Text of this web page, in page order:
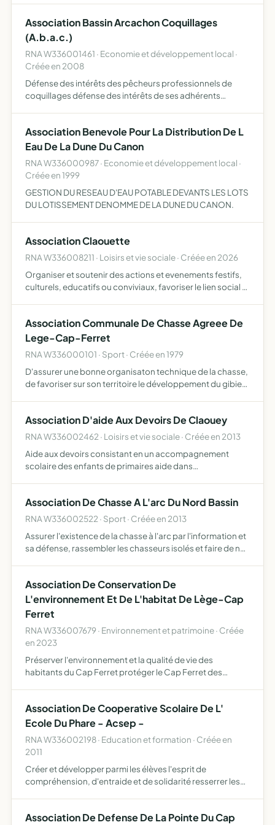
académiques, du rec…
Association Bassin Arcachon Coquillages
(A.b.a.c.)
RNA W336001461 · Economie et développement local ·
Créée en 2008
Défense des intérêts des pêcheurs professionnels de
coquillages défense des intérêts de ses adhérents
règlement interne…
Association Benevole Pour La Distribution De L
Eau De La Dune Du Canon
RNA W336000987 · Economie et développement local ·
Créée en 1999
GESTION DU RESEAU D'EAU POTABLE DEVANTS LES LOTS
DU LOTISSEMENT DENOMME DE LA DUNE DU CANON.
Association Claouette
RNA W336008211 · Loisirs et vie sociale · Créée en 2026
Organiser et soutenir des actions et evenements festifs,
culturels, educatifs ou conviviaux, favoriser le lien social et
Association Communale De Chasse Agreee De
Lege-Cap-Ferret
RNA W336000101 · Sport · Créée en 1979
D'assurer une bonne organisaton technique de la chasse,
de favoriser sur son territoire le développement du gibier
Association D'aide Aux Devoirs De Claouey
RNA W336002462 · Loisirs et vie sociale · Créée en 2013
Aide aux devoirs consistant en un accompagnement
scolaire des enfants de primaires aide dans
réalisation des devoirs é…
Association De Chasse A L'arc Du Nord Bassin
RNA W336002522 · Sport · Créée en 2013
Assurer l'existence de la chasse à l'arc par l'information et
sa défense, rassembler les chasseurs isolés et faire de nos
Association De Conservation De
L'environnement Et De L'habitat De Lège-Cap
Ferret
RNA W336007679 · Environnement et patrimoine · Créée
en 2023
Préserver l'environnement et la qualité de vie des
habitants du Cap Ferret protéger le Cap Ferret des
immeubles à éta…
Association De Cooperative Scolaire De L'
Ecole Du Phare - Acsep -
RNA W336002198 · Education et formation · Créée en
2011
Créer et développer parmi les élèves l'esprit de
compréhension, d'entraide et de solidarité resserrer les
Association De Defense De La Pointe Du Cap